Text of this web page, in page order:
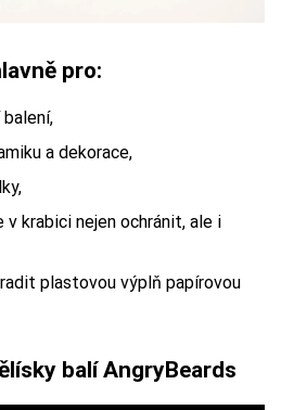
pro:
a dekorace,
krabici nejen ochránit, ale i
plastovou výplň papírovou
balí AngryBeards